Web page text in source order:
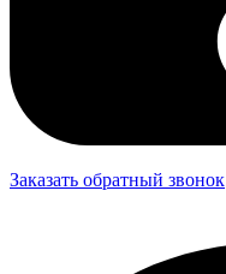
Заказать обратный звонок